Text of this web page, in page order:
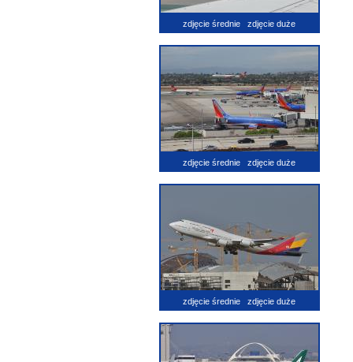
zdjęcie średnie zdjęcie duże
zdjęcie średnie zdjęcie duże
zdjęcie średnie zdjęcie duże